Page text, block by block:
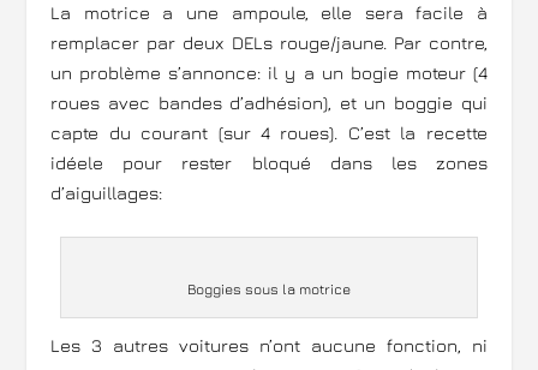
La motrice a une ampoule, elle sera facile à
remplacer par deux DELs rouge/jaune. Par contre,
un problème s’annonce: il y a un bogie moteur (4
roues avec bandes d’adhésion), et un boggie qui
capte du courant (sur 4 roues). C’est la recette
idéele pour rester bloqué dans les zones
d’aiguillages:
Boggies sous la motrice
Les 3 autres voitures n’ont aucune fonction, ni